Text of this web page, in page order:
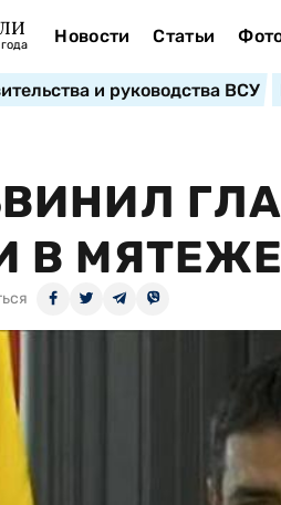
Новости Статьи
и руководства ВСУ
В МЯТЕЖЕ